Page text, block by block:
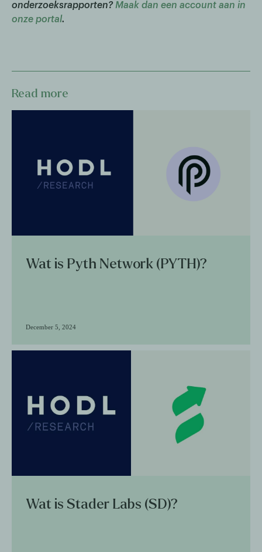
onderzoeksrapporten? Maak dan een account aan in
onze portal.
Read more
Wat is Pyth Network (PYTH)?
December 5, 2024
Wat is Stader Labs (SD)?